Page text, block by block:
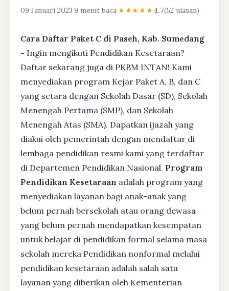
09 Januari 2023·9 menit baca·★★★★★4.7(52 ulasan)
Cara Daftar Paket C di Paseh, Kab. Sumedang
- Ingin mengikuti Pendidikan Kesetaraan?
Daftar sekarang juga di PKBM INTAN! Kami
menyediakan program Kejar Paket A, B, dan C
yang setara dengan Sekolah Dasar (SD), Sekolah
Menengah Pertama (SMP), dan Sekolah
Menengah Atas (SMA). Dapatkan ijazah yang
diakui oleh pemerintah dengan mendaftar di
lembaga pendidikan resmi kami yang terdaftar
di Departemen Pendidikan Nasional. Program
Pendidikan Kesetaraan adalah program yang
menyediakan layanan bagi anak-anak yang
belum pernah bersekolah atau orang dewasa
yang belum pernah mendapatkan kesempatan
untuk belajar di pendidikan formal selama masa
sekolah mereka Pendidikan nonformal melalui
pendidikan kesetaraan adalah salah satu
layanan yang diberikan oleh Kementerian